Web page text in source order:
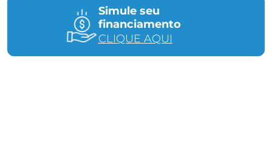
Simule seu
financiamento
CLIQUE AQUI